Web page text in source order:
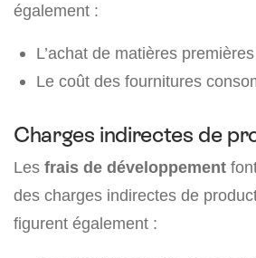
également :
L’achat de matières
Le coût des fournitures
Charges indirectes de
Les frais de développement
des charges indirectes de
figurent également :